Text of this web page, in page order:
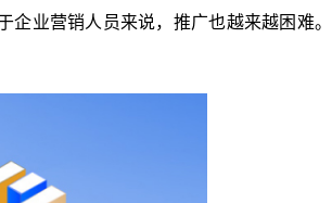
业营销人员来说，推广也越来越困难。